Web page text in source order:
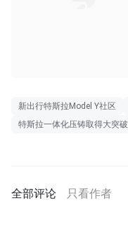
新出行特斯拉Model Y社区
特斯拉一体化压铸取得大突破
全部评论 只看作者